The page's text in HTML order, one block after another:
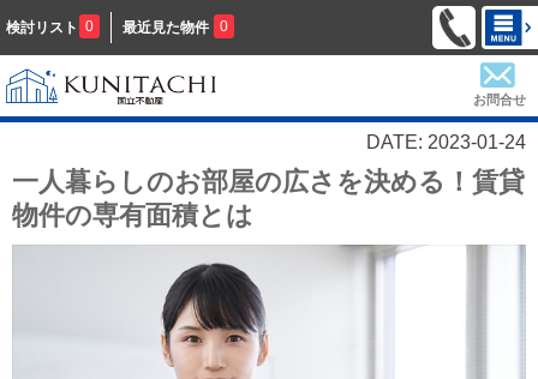
検討リスト 0 最近見た物件 0
お問合せ
DATE: 2023-01-24
一人暮らしのお部屋の広さを決める！賃貸
物件の専有面積とは